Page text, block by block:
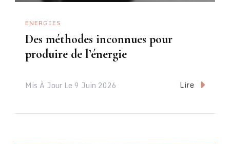
ENERGIES
Des méthodes inconnues pour
produire de l’énergie
Mis À Jour Le 9 Juin 2026 Lire